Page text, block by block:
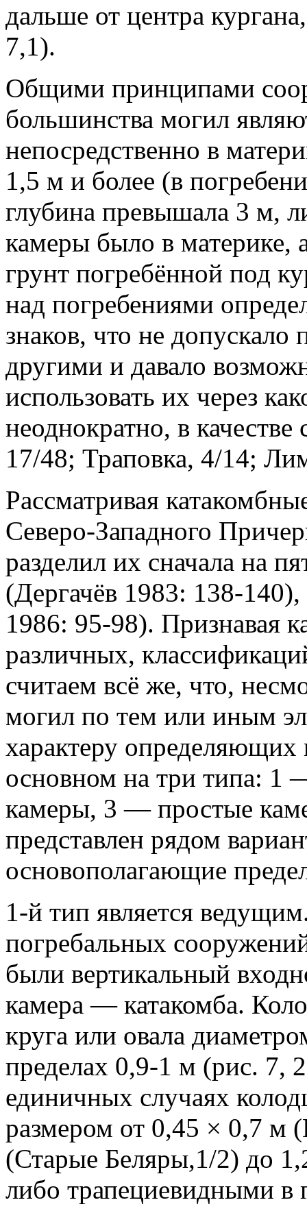
дальше от центра
7,1).
Общими принципами
большинства могил
непосредственно в
1,5 м и более (в
глубина превышала 3 м,
камеры было в материке,
грунт погребённой под
над погребениями
знаков, что не допускало
другими и давало
использовать их через
неоднократно, в
17/48; Траповка, 4/14;
Рассматривая
Северо-Западного
разделил их сначала на
(Дергачёв 1983: 138-
1986: 95-98). Признавая
различных,
считаем всё же, что,
могил по тем или иным
характеру
основном на три типа:
камеры, 3 — простые
представлен рядом
основополагающие
1-й тип является
погребальных
были вертикальный
камера — катакомба.
круга или овала
пределах 0,9-1 м (рис. 7,
единичных случаях
размером от 0,45 × 0,7 м
(Старые Беляры,1/2) до
либо трапециевидными в